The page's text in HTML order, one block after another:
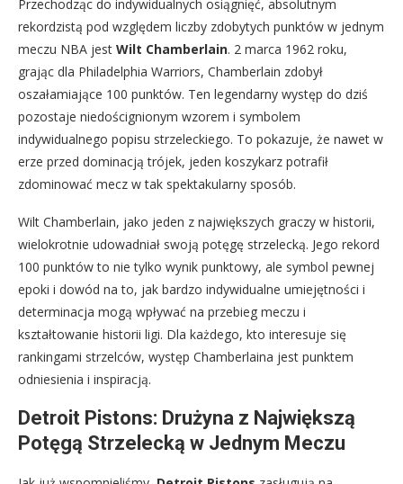
Przechodząc do indywidualnych osiągnięć, absolutnym
rekordzistą pod względem liczby zdobytych punktów w jednym
meczu NBA jest Wilt Chamberlain. 2 marca 1962 roku,
grając dla Philadelphia Warriors, Chamberlain zdobył
oszałamiające 100 punktów. Ten legendarny występ do dziś
pozostaje niedoścignionym wzorem i symbolem
indywidualnego popisu strzeleckiego. To pokazuje, że nawet w
erze przed dominacją trójek, jeden koszykarz potrafił
zdominować mecz w tak spektakularny sposób.
Wilt Chamberlain, jako jeden z największych graczy w historii,
wielokrotnie udowadniał swoją potęgę strzelecką. Jego rekord
100 punktów to nie tylko wynik punktowy, ale symbol pewnej
epoki i dowód na to, jak bardzo indywidualne umiejętności i
determinacja mogą wpływać na przebieg meczu i
kształtowanie historii ligi. Dla każdego, kto interesuje się
rankingami strzelców, występ Chamberlaina jest punktem
odniesienia i inspiracją.
Detroit Pistons: Drużyna z Największą
Potęgą Strzelecką w Jednym Meczu